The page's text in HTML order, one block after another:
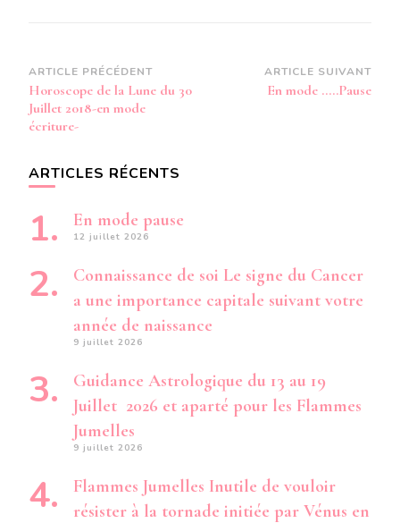
Navigation
d’article
ARTICLE PRÉCÉDENT
Horoscope de la Lune du 30
Juillet 2018-en mode
écriture-
ARTICLE SUIVANT
En mode …..Pause
ARTICLES RÉCENTS
En mode pause
12 juillet 2026
Connaissance de soi Le signe du Cancer
a une importance capitale suivant votre
année de naissance
9 juillet 2026
Guidance Astrologique du 13 au 19
Juillet 2026 et aparté pour les Flammes
Jumelles
9 juillet 2026
Flammes Jumelles Inutile de vouloir
résister à la tornade initiée par Vénus en